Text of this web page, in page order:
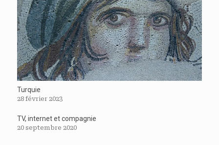
Turquie
28 février 2023
TV, internet et compagnie
20 septembre 2020